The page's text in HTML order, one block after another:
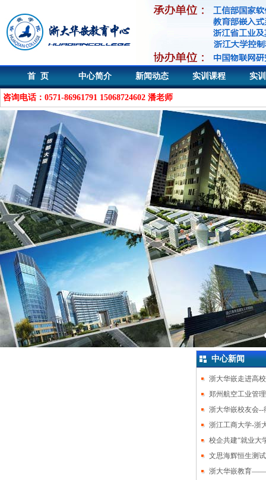
首 页 中心简介 新闻动态 实训课程 实
咨询电话：0571-86961791 15068724602 潘老师
中心新闻
浙大华嵌走进高
实践周
郑州航空工业管
训周
浙大华嵌校友会--
浙江工商大学-浙
挂牌仪式隆重举行
校企共建“就业
业级应用型人才”
文思海辉恒生测
浙大华嵌教育——